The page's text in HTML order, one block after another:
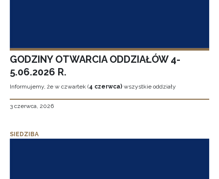
GODZINY OTWARCIA ODDZIAŁÓW 4-
5.06.2026 R.
Informujemy, że w czwartek (4 czerwca) wszystkie oddziały
3 czerwca, 2026
SIEDZIBA